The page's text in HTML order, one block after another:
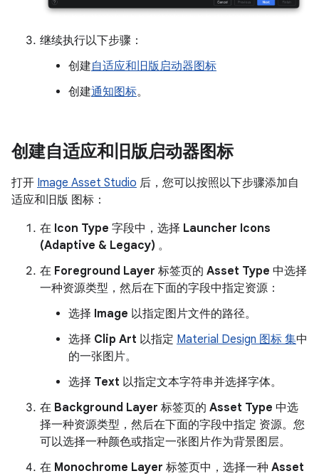
继续执行以下步骤：
创建自适应和旧版启动器图标
创建通知图标。
创建自适应和旧版启动器图标
打开 Image Asset Studio 后，您可以按照以下步骤添加自
适应和旧版 图标：
在 Icon Type 字段中，选择 Launcher Icons
(Adaptive & Legacy) 。
在 Foreground Layer 标签页的 Asset Type 中选择
一种资源类型，然后在下面的字段中指定资源：
选择 Image 以指定图片文件的路径。
选择 Clip Art 以指定 Material Design 图标 集中
的一张图片。
选择 Text 以指定文本字符串并选择字体。
在 Background Layer 标签页的 Asset Type 中选
择一种资源类型，然后在下面的字段中指定 资源。您
可以选择一种颜色或指定一张图片作为背景图层。
在 Monochrome Layer 标签页中，选择一种 Asset